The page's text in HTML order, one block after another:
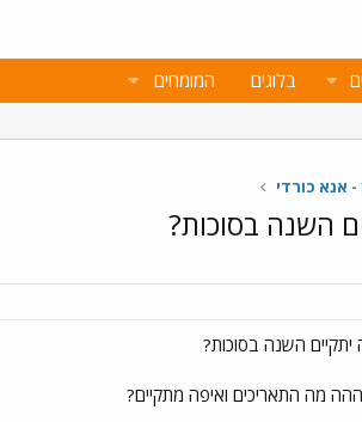
בלוגים המומחים
- אנא כורדי
השנה בסוכות?
השנה בסוכות?
מה התאריכים ואיפה מתקיים?